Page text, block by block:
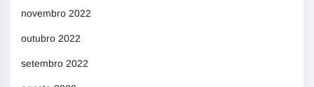
novembro 2022
outubro 2022
setembro 2022